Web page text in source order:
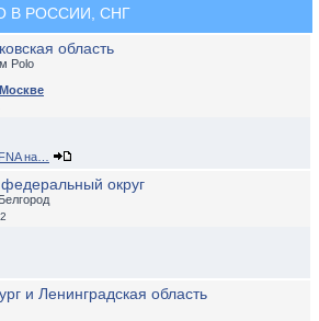
В РОССИИ, СНГ
область
Polo
на…
округ
и Ленинградская область